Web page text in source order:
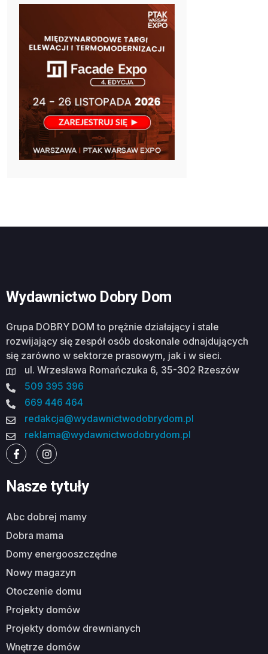
Wydawnictwo Dobry Dom
Grupa DOBRY DOM to prężnie działający i stale
rozwijający się zespół osób doskonale odnajdujących
się zarówno w sektorze prasowym, jak i w sieci.
ul. Wrzesława Romańczuka 6, 35-302 Rzeszów
509 395 396
669 446 464
redakcja@wydawnictwodobrydom.pl
reklama@wydawnictwodobrydom.pl
Nasze tytuły
abc dobrej mamy
dobra mama
domy energooszczędne
nowy magazyn
otoczenie domu
projekty domów
projekty domów drewnianych
wnętrze domów